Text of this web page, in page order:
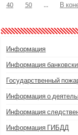
40
50 ... В
Информация
Информация
Государственный
Информация о
Информация
Информация ГИБДД